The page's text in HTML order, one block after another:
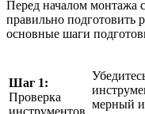
Перед началом монтажа
правильно подготовить
основные шаги
Шаг 1:
Проверка
инструментов
мерный